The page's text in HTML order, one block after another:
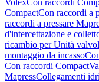
VolexCon raccordi
CompactCon raccordi a
raccordi a pressare
d'intercettazione e
ricambio per Unità
montaggio da incasso
Con raccordi Compact
MapressCollegamenti